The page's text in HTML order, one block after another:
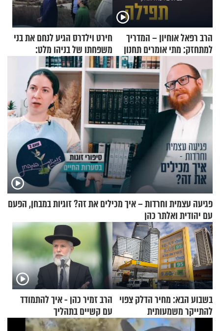
הרב רפאל אוחיון – המדריך
למתחזק: מתי אומרים תחנון
ואיך עולים לתורה?
חירט וילדרס הגיע לנחם את בני
משפחתו של בניהו מלט:
"מיליונים באירופה תומכים
בכם"
פגיעה עצמית וחרדות – איך מכילים את זה? זוגיות במבחן, הפעם
עם יהודית ואלתר כהן
בשבוע הבא: מחיר הדלק צפוי
להתייקר משמעותית
הרב זמיר כהן - איך להתמודד
עם קשיים בתהליך
ההתחזקות?